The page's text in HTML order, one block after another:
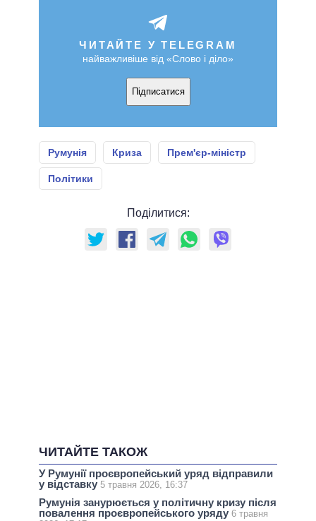
ЧИТАЙТЕ У TELEGRAM
найважливіше від «Слово і діло»
Підписатися
Румунія Криза Прем'єр-міністр
Політики
Поділитися:
ЧИТАЙТЕ ТАКОЖ
У Румунії проєвропейський уряд відправили
у відставку 5 травня 2026, 16:37
Румунія занурюється у політичну кризу після
повалення проєвропейського уряду 6 травня